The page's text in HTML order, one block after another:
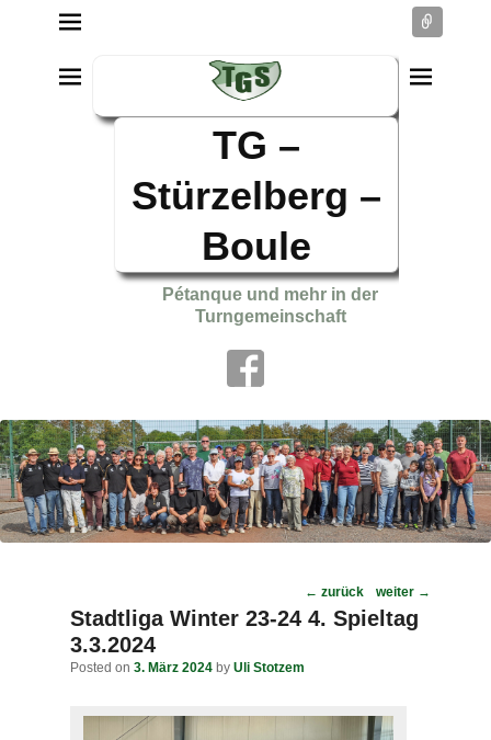
TG –
Stürzelberg –
Boule
Pétanque und mehr in der
Turngemeinschaft
Post
navigation
← zurück weiter →
Stadtliga Winter 23-24 4. Spieltag
3.3.2024
Posted on 3. März 2024 by Uli Stotzem